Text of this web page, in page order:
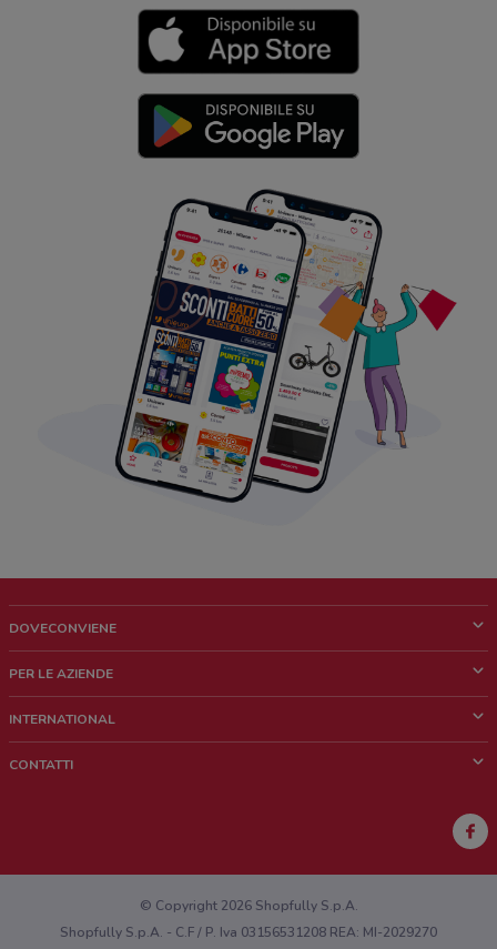
DOVECONVIENE
Chi siamo
Lavora con noi
PER LE AZIENDE
Richieste commerciali e marketing
INTERNATIONAL
CONTATTI
Hai un malfunzionamento sul web o sull'app?
© Copyright 2026 Shopfully S.p.A.
Shopfully S.p.A. - C.F / P. Iva 03156531208 REA: MI-2029270